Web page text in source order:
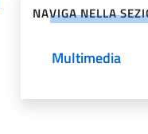
NAVIGA NELLA
Multimedia